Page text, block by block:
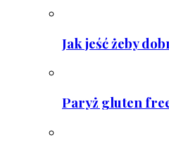
Jak jeść żeby
Paryż gluten